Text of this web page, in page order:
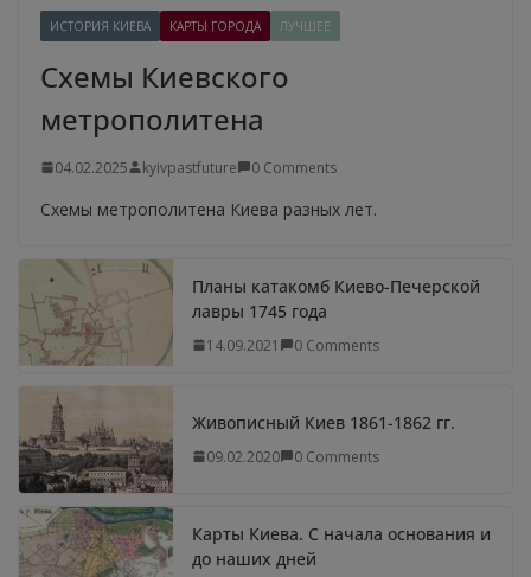
ИСТОРИЯ КИЕВА КАРТЫ ГОРОДА ЛУЧШЕЕ
Схемы Киевского
метрополитена
04.02.2025 kyivpastfuture 0 Comments
Схемы метрополитена Киева разных лет.
Планы катакомб Киево-Печерской
лавры 1745 года
14.09.2021 0 Comments
Живописный Киев 1861-1862 гг.
09.02.2020 0 Comments
Карты Киева. С начала основания и
до наших дней